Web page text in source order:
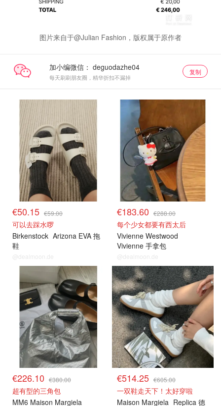
图片来自于@Julian Fashion，版权属于原作者
加小编微信：
每天刷刷朋友圈，精华折扣不漏掉
复制
€50.15 €59.00
可以去踩水啰
Birkenstock Arizona EVA 拖
鞋
@dealmoon.de
€183.60 €288.00
每个少女都要有西太后
Vivienne Westwood
Vivienne 手拿包
@dealmoon.de
€226.10 €380.00
超有型的三角包
MM6 Maison Margiela
€514.25 €605.00
一双鞋走天下！太好穿啦
Maison Margiela Replica 德